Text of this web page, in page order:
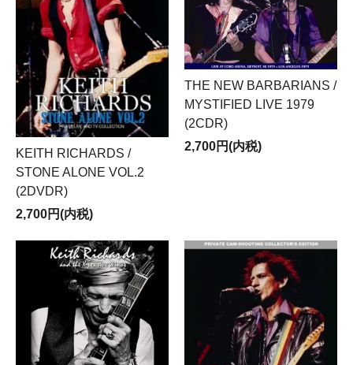
KEITH RICHARDS /
STONE ALONE VOL.2
(2DVDR)
2,700円(内税)
THE NEW BARBARIANS /
MYSTIFIED LIVE 1979
(2CDR)
2,700円(内税)